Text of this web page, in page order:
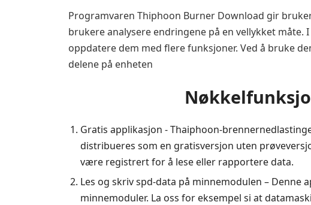
Programvaren Thiphoon Burner Download gir
brukere analysere endringene på en vellykket
oppdatere dem med flere funksjoner. Ved å bruke
delene på enheten
Gratis applikasjon - Thaiphoon-
distribueres som en gratisversjon uten
være registrert for å lese eller rapportere data.
Les og skriv spd-data på minnemodulen –
minnemoduler. La oss for eksempel si at